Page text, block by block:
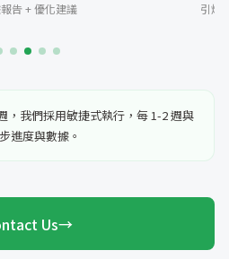
告 + 優化建議
引爆
，我們採用敏捷式執行，每 1-2 週與
進度與數據。
Us→